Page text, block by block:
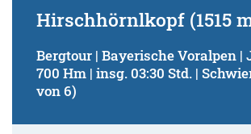
Hirschhörnlkopf (1515
Bergtour | Bayerische Voralpen |
700 Hm | insg. 03:30 Std. |
von 6)